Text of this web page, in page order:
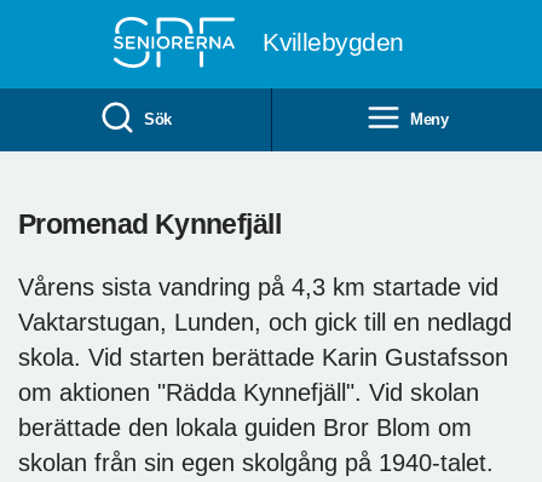
Kvillebygden
Sök Meny
Promenad Kynnefjäll
Vårens sista vandring på 4,3 km startade vid
Vaktarstugan, Lunden, och gick till en nedlagd
skola. Vid starten berättade Karin Gustafsson
om aktionen "Rädda Kynnefjäll". Vid skolan
berättade den lokala guiden Bror Blom om
skolan från sin egen skolgång på 1940-talet.